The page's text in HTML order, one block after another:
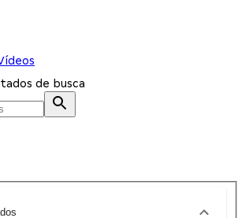
de busca